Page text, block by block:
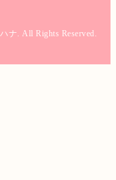
ナ. All Rights Reserved.